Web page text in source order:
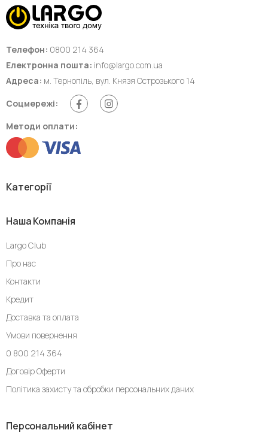
Телефон: 0800 214 364
Електронна пошта: info@largo.com.ua
Адреса: м. Тернопіль, вул. Князя Острозького 14
Соцмережі:
Методи оплати:
Категорії
Наша Компанія
Largo Club
Про нас
Контакти
Кредит
Доставка та оплата
Умови повернення
0 800 214 364
Договір Оферти
Політика захисту та обробки персональних даних
Персональний кабінет